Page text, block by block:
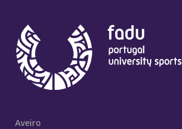
Aveiro